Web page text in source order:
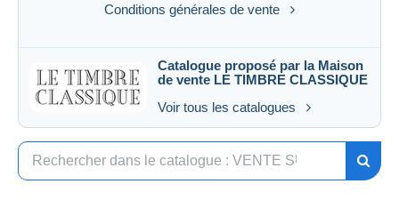
Conditions générales de vente
Catalogue proposé par la Maison
de vente LE TIMBRE CLASSIQUE
Voir tous les catalogues